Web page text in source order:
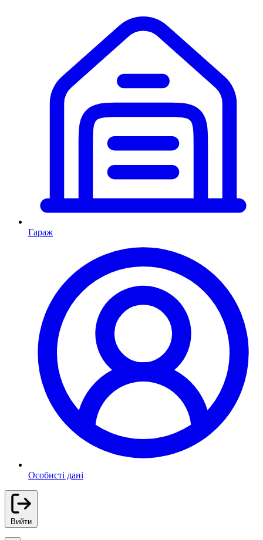
Гараж
Особисті дані
Вийти